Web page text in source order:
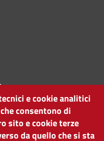
BOLZANO
e cookie analitici
consentono di
sito e cookie terze
da quello che si sta